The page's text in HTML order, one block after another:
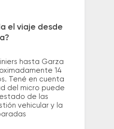
el viaje desde
hasta Garza
14
Tené en cuenta
del micro puede
de las
vehicular y la